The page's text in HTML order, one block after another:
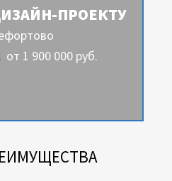
ПРОЕКТУ
от 1 900 000 руб.